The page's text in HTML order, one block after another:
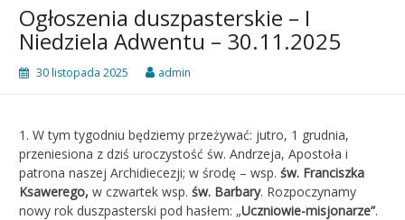
Ogłoszenia duszpasterskie – I
Niedziela Adwentu – 30.11.2025
30 listopada 2025 admin
1. W tym tygodniu będziemy przeżywać: jutro, 1 grudnia,
przeniesiona z dziś uroczystość św. Andrzeja, Apostoła i
patrona naszej Archidiecezji; w środę – wsp. św. Franciszka
Ksawerego, w czwartek wsp. św. Barbary. Rozpoczynamy
nowy rok duszpasterski pod hasłem: „Uczniowie-misjonarze”.